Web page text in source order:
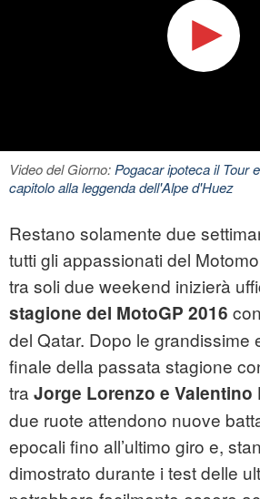
Video del Giorno:Pogacar ipoteca il Tour
capitolo alla leggenda dell'Alpe d'Huez
Restano solamente due
tutti gli appassionati del
tra soli due weekend inizierà
stagione del MotoGP 2016
del Qatar. Dopo le grandissime
finale della passata stagione
tra Jorge Lorenzo e Valentino
due ruote attendono nuove
epocali fino all’ultimo giro e,
dimostrato durante i test delle